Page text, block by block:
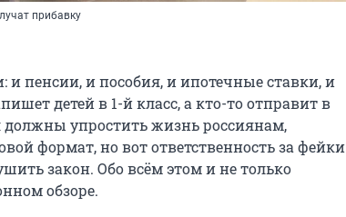
прибавку
и пенсии, и пособия, и ипотечные ставки, и
детей в 1-й класс, а кто-то отправит в
упростить жизнь россиянам,
формат, но вот ответственность за фейки
закон. Обо всём этом и не только
обзоре.